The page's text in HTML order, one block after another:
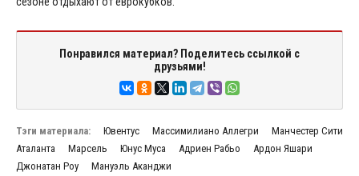
Понравился материал? Поделитесь ссылкой с
друзьями!
Тэги материала: Ювентус Массимилиано Аллегри
Манчестер Сити
Аталанта
Марсель Юнус Муса Адриен Рабьо
Ардон Яшари
Джонатан Роу
Мануэль Аканджи